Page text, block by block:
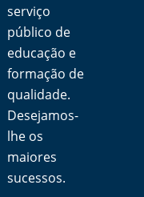
serviço
público de
educação e
formação de
qualidade.
Desejamos-
lhe os
maiores
sucessos.